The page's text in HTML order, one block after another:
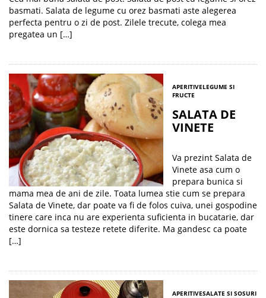
basmati. Salata de legume cu orez basmati aste alegerea
perfecta pentru o zi de post. Zilele trecute, colega mea
pregatea un […]
APERITIVELEGUME SI
FRUCTE
SALATA DE
VINETE
Va prezint Salata de
Vinete asa cum o
prepara bunica si
mama mea de ani de zile. Toata lumea stie cum se prepara
Salata de Vinete, dar poate va fi de folos cuiva, unei gospodine
tinere care inca nu are experienta suficienta in bucatarie, dar
este dornica sa testeze retete diferite. Ma gandesc ca poate
[…]
APERITIVESALATE SI SOSURI